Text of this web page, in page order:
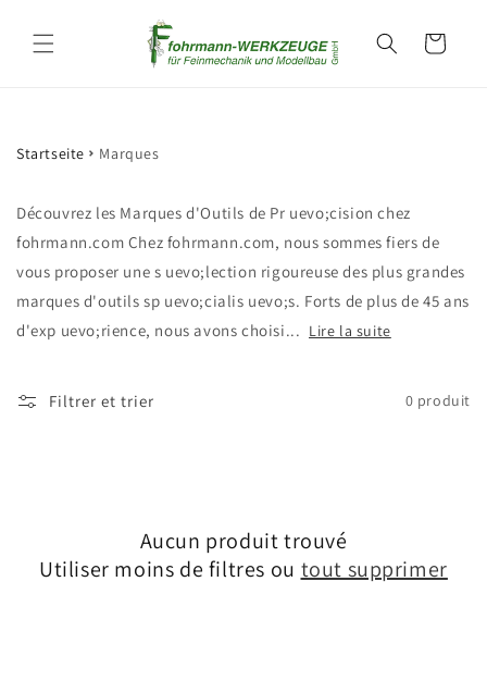
au
Panier
Startseite Marques
Découvrez les Marques d'Outils de Pr uevo;cision chez
fohrmann.com Chez fohrmann.com, nous sommes fiers de
vous proposer une s uevo;lection rigoureuse des plus grandes
marques d'outils sp uevo;cialis uevo;s. Forts de plus de 45 ans
d'exp uevo;rience, nous avons choisi... Lire la suite
Filtrer et trier 0 produit
Aucun produit trouvé
Utiliser moins de filtres ou tout supprimer